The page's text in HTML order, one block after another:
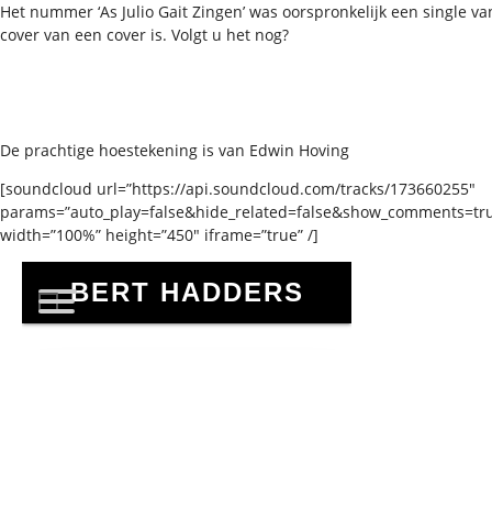
Het nummer ‘As Julio Gait Zingen’ was oorspronkelijk een single
cover van een cover is. Volgt u het nog?
De prachtige hoestekening is van Edwin Hoving
[soundcloud url=”https://api.soundcloud.com/tracks/173660255″
width=”100%” height=”450″ iframe=”true” /]